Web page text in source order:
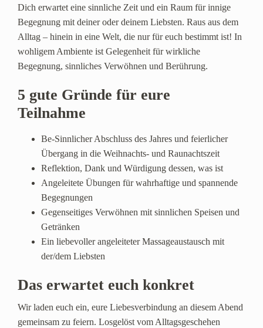
Dich erwartet eine sinnliche Zeit und ein Raum für innige
Begegnung mit deiner oder deinem Liebsten. Raus aus dem
Alltag – hinein in eine Welt, die nur für euch bestimmt ist! In
wohligem Ambiente ist Gelegenheit für wirkliche
Begegnung, sinnliches Verwöhnen und Berührung.
5 gute Gründe für eure
Teilnahme
Be-Sinnlicher Abschluss des Jahres und feierlicher
Übergang in die Weihnachts- und Raunachtszeit
Reflektion, Dank und Würdigung dessen, was ist
Angeleitete Übungen für wahrhaftige und spannende
Begegnungen
Gegenseitiges Verwöhnen mit sinnlichen Speisen und
Getränken
Ein liebevoller angeleiteter Massageaustausch mit
der/dem Liebsten
Das erwartet euch konkret
Wir laden euch ein, eure Liebesverbindung an diesem Abend
gemeinsam zu feiern. Losgelöst vom Alltagsgeschehen